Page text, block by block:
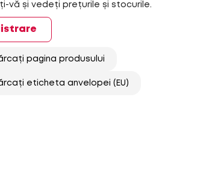
vă și vedeți prețurile și stocurile.
pagina produsului
eticheta anvelopei (EU)